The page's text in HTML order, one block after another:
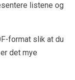
listene og
format slik at du
det mye